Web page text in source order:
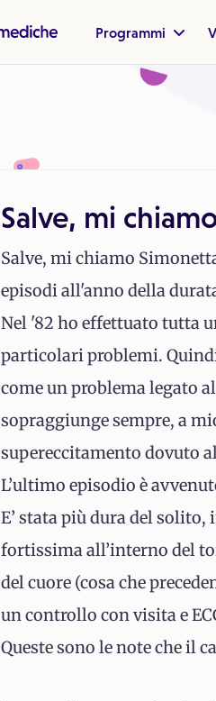
Programmi
Salve, mi
Salve, mi chiamo
episodi all'anno della
Nel '82 ho effettuato tutta
particolari problemi.
come un problema legato
sopraggiunge sempre, a
supereccitamento dovuto
L’ultimo episodio è
E’ stata più dura del
fortissima all’interno del
del cuore (cosa che
un controllo con visita e
Queste sono le note che il